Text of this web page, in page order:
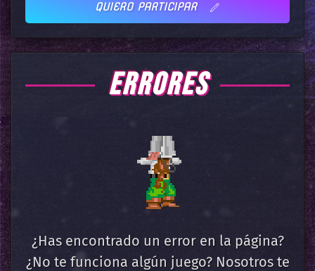
QUIERO PARTICIPAR
ERRORES
¿Has encontrado un error en la página?
¿No te funciona algún juego? Nosotros te